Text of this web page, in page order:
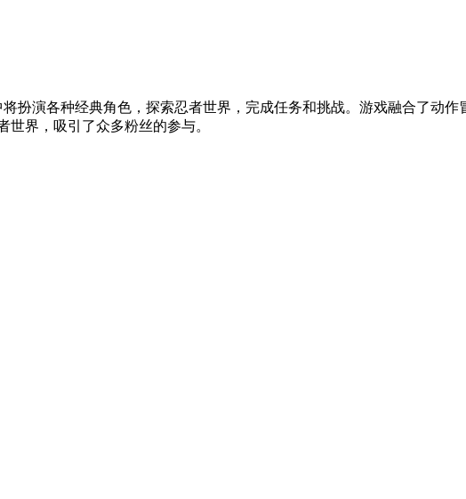
扮演各种经典角色，探索忍者世界，完成任务和挑战。游戏融合了动作
界，吸引了众多粉丝的参与。